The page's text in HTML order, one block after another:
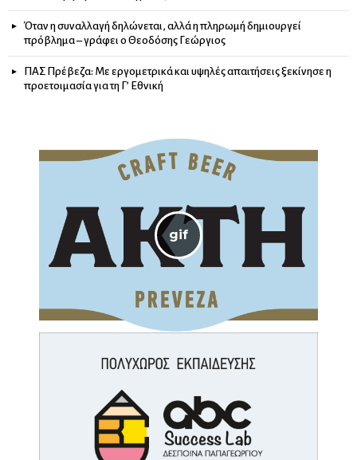
Όταν η συναλλαγή δηλώνεται, αλλά η πληρωμή δημιουργεί
πρόβλημα – γράφει ο Θεοδόσης Γεώργιος
ΠΑΣ Πρέβεζα: Με εργομετρικά και υψηλές απαιτήσεις ξεκίνησε η
προετοιμασία για τη Γ’ Εθνική